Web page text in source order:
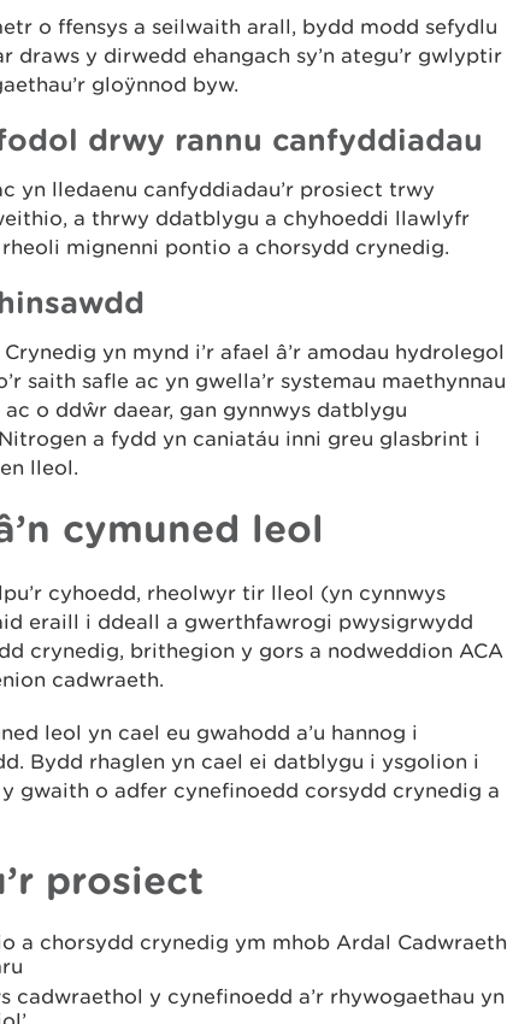
o ffensys a seilwaith arall, bydd modd sefydlu
draws y dirwedd ehangach sy’n ategu’r gwlyptir
gloÿnnod byw.
drwy rannu canfyddiadau
yn lledaenu canfyddiadau’r prosiect trwy
a thrwy ddatblygu a chyhoeddi llawlyfr
mignenni pontio a chorsydd crynedig.
yn mynd i’r afael â’r amodau hydrolegol
saith safle ac yn gwella’r systemau maethynnau
ac o ddŵr daear, gan gynnwys datblygu
a fydd yn caniatáu inni greu glasbrint i
lleol.
cymuned leol
cyhoedd, rheolwyr tir lleol (yn cynnwys
eraill i ddeall a gwerthfawrogi pwysigrwydd
crynedig, brithegion y gors a nodweddion ACA
cadwraeth.
leol yn cael eu gwahodd a’u hannog i
Bydd rhaglen yn cael ei datblygu i ysgolion i
gwaith o adfer cynefinoedd corsydd crynedig a
prosiect
a chorsydd crynedig ym mhob Ardal Cadwraeth
cadwraethol y cynefinoedd a’r rhywogaethau yn